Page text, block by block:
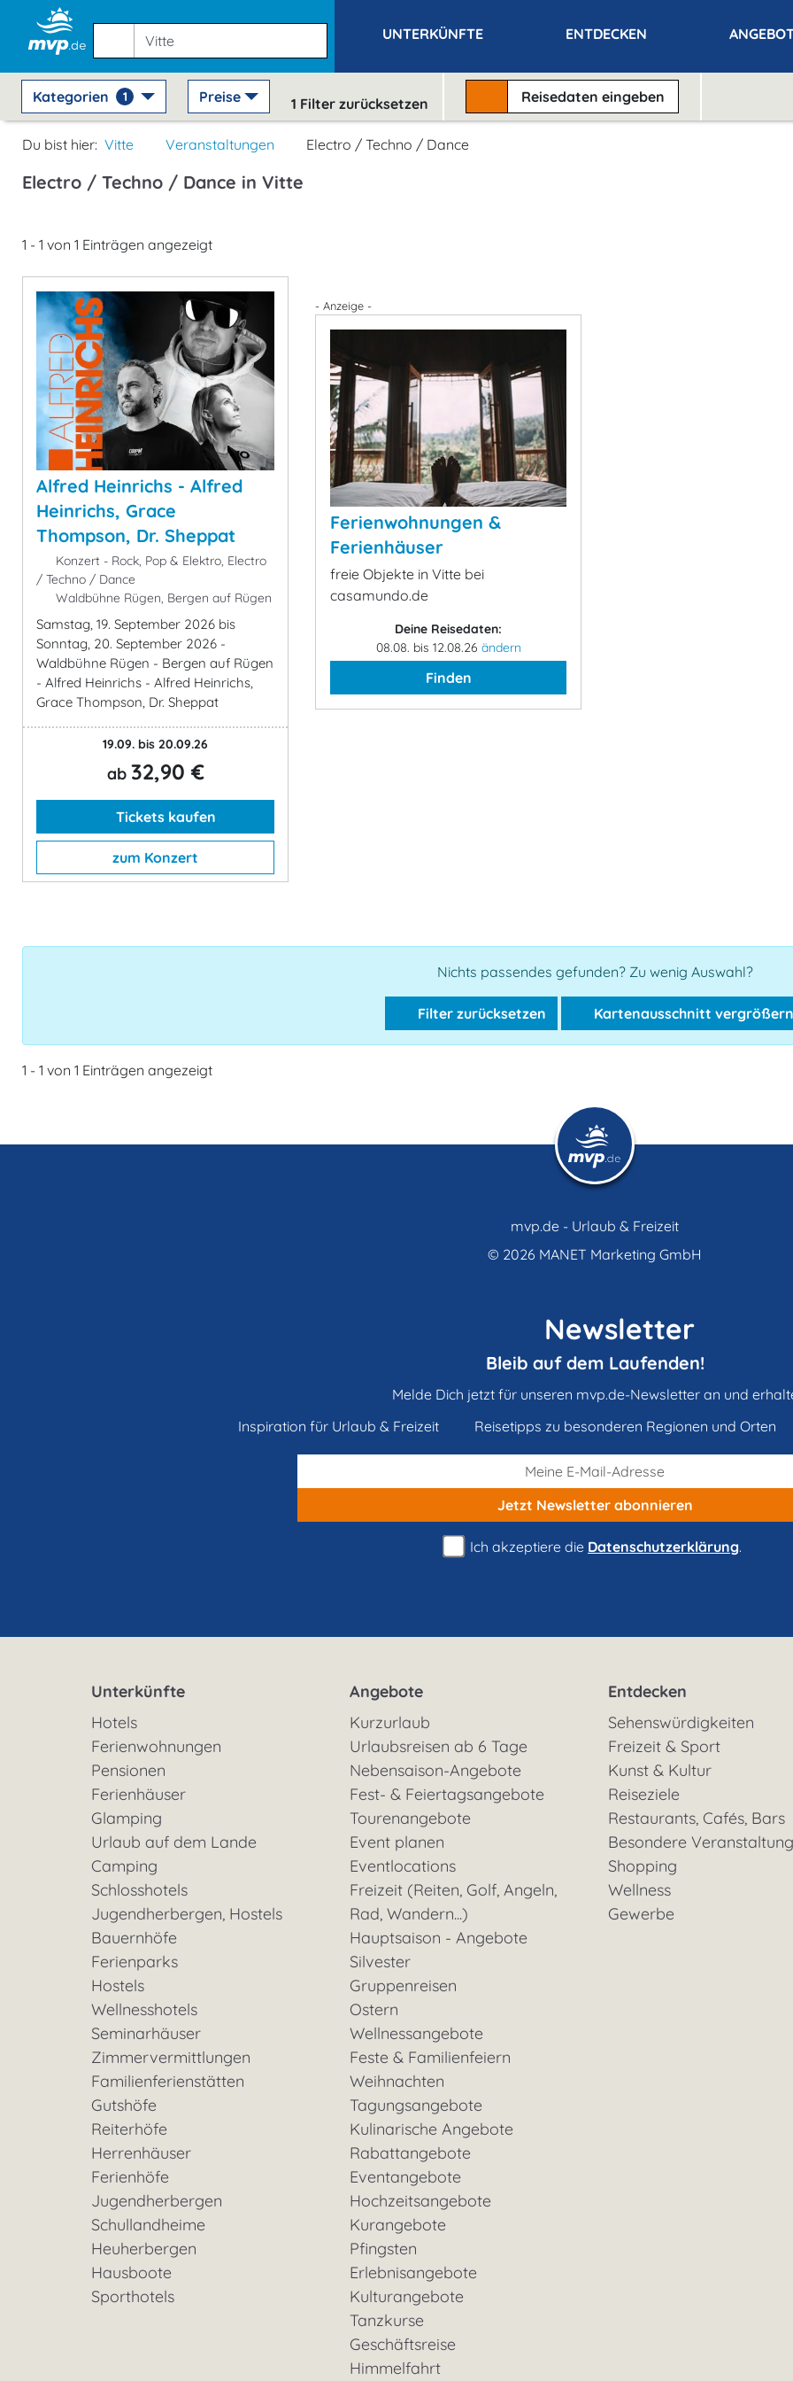
UNTERKÜNFTE ENTDECKEN
Kategorien 1 Preise 1 Filter zurücksetzen Reisedateneingeben
Du bist hier: Vitte Veranstaltungen Electro / Techno / Dance
Electro / Techno / Dance in Vitte
1 - 1 von 1 Einträgen angezeigt
Alfred Heinrichs - Alfred
Heinrichs, Grace
Thompson, Dr. Sheppat
Konzert - Rock, Pop & Elektro, Electro
/ Techno / Dance
Waldbühne Rügen, Bergen auf Rügen
Samstag, 19. September 2026 bis
Sonntag, 20. September 2026 -
Waldbühne Rügen - Bergen auf Rügen
- Alfred Heinrichs - Alfred Heinrichs,
Grace Thompson, Dr. Sheppat
19.09. bis 20.09.26
ab 32,90 €
Tickets kaufen
zum Konzert
- Anzeige -
Ferienwohnungen &
Ferienhäuser
freie Objekte in Vitte bei
casamundo.de
Deine Reisedaten:
08.08. bis 12.08.26 ändern
Finden
Nichts passendes gefunden? Zu wenig Auswahl?
Filter zurücksetzen Kartenausschnitt vergrößern
1 - 1 von 1 Einträgen angezeigt
mvp.de - Urlaub & Freizeit
© 2026 MANET Marketing GmbH
Newsletter
Bleib auf dem Laufenden!
Melde Dich jetzt für unseren mvp.de-Newsletter an und
Inspiration für Urlaub & Freizeit
Reisetipps zu besonderen Regionen und Orten
Jetzt Newsletterabonnieren
Ich akzeptiere die Datenschutzerklärung.
Unterkünfte
Hotels
Ferienwohnungen
Pensionen
Ferienhäuser
Glamping
Urlaub auf dem Lande
Camping
Schlosshotels
Jugendherbergen, Hostels
Bauernhöfe
Ferienparks
Hostels
Wellnesshotels
Seminarhäuser
Zimmervermittlungen
Familienferienstätten
Gutshöfe
Reiterhöfe
Herrenhäuser
Ferienhöfe
Jugendherbergen
Schullandheime
Heuherbergen
Hausboote
Sporthotels
Angebote
Kurzurlaub
Urlaubsreisen ab 6 Tage
Nebensaison-Angebote
Fest- & Feiertagsangebote
Tourenangebote
Event planen
Eventlocations
Freizeit (Reiten, Golf, Angeln,
Rad, Wandern...)
Hauptsaison - Angebote
Silvester
Gruppenreisen
Ostern
Wellnessangebote
Feste & Familienfeiern
Weihnachten
Tagungsangebote
Kulinarische Angebote
Rabattangebote
Eventangebote
Hochzeitsangebote
Kurangebote
Pfingsten
Erlebnisangebote
Kulturangebote
Tanzkurse
Geschäftsreise
Himmelfahrt
Entdecken
Sehenswürdigkeiten
Freizeit & Sport
Kunst & Kultur
Reiseziele
Restaurants, Cafés, Bars
Besondere
Shopping
Wellness
Gewerbe